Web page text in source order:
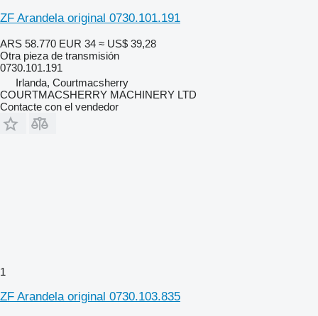
ZF Arandela original 0730.101.191
ARS 58.770 EUR 34 ≈ US$ 39,28
Otra pieza de transmisión
0730.101.191
Irlanda, Courtmacsherry
COURTMACSHERRY MACHINERY LTD
Contacte con el vendedor
1
ZF Arandela original 0730.103.835